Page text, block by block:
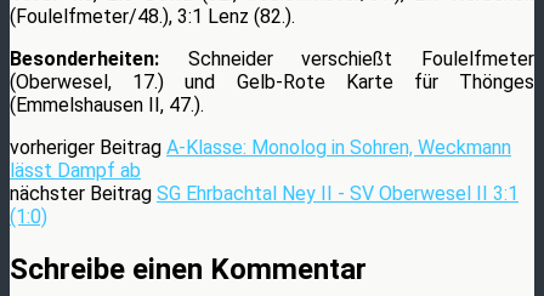
(Foulelfmeter/48.), 3:1 Lenz (82.).
Besonderheiten: Schneider verschießt Foulelfmeter
(Oberwesel, 17.) und Gelb-Rote Karte für Thönges
(Emmelshausen II, 47.).
vorheriger Beitrag A-Klasse: Monolog in Sohren, Weckmann
lässt Dampf ab
nächster Beitrag SG Ehrbachtal Ney II - SV Oberwesel II 3:1
(1:0)
Schreibe einen Kommentar